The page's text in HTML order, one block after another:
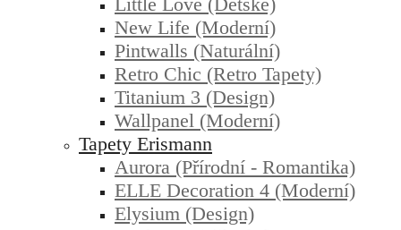
New Life (moderní)
Pintwalls (naturální)
Retro Chic (retro Tapety)
Titanium 3 (design)
Wallpanel (moderní)
Tapety Erismann
Aurora (přírodní - Romantika)
ELLE Decoration 4 (moderní)
Elysium (design)